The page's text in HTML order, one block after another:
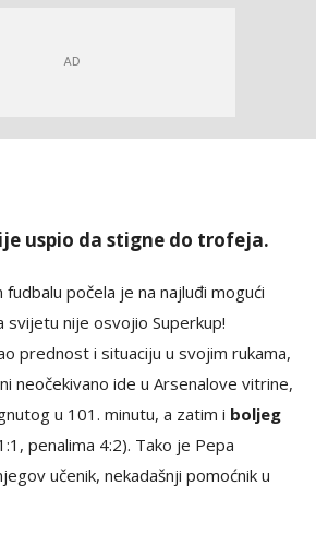
uspio da stigne do trofeja.
fudbalu počela je na najluđi mogući
svijetu nije osvojio Superkup!
prednost i situaciju u svojim rukama,
neočekivano ide u Arsenalove vitrine,
u 101. minutu, a zatim i boljeg
penalima 4:2). Tako je Pepa
učenik, nekadašnji pomoćnik u